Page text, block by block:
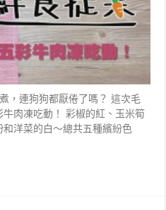
，連狗狗都厭倦了嗎？ 這次毛
肉凍吃動！ 彩椒的紅、玉米筍
洋菜的白～總共五種繽紛色